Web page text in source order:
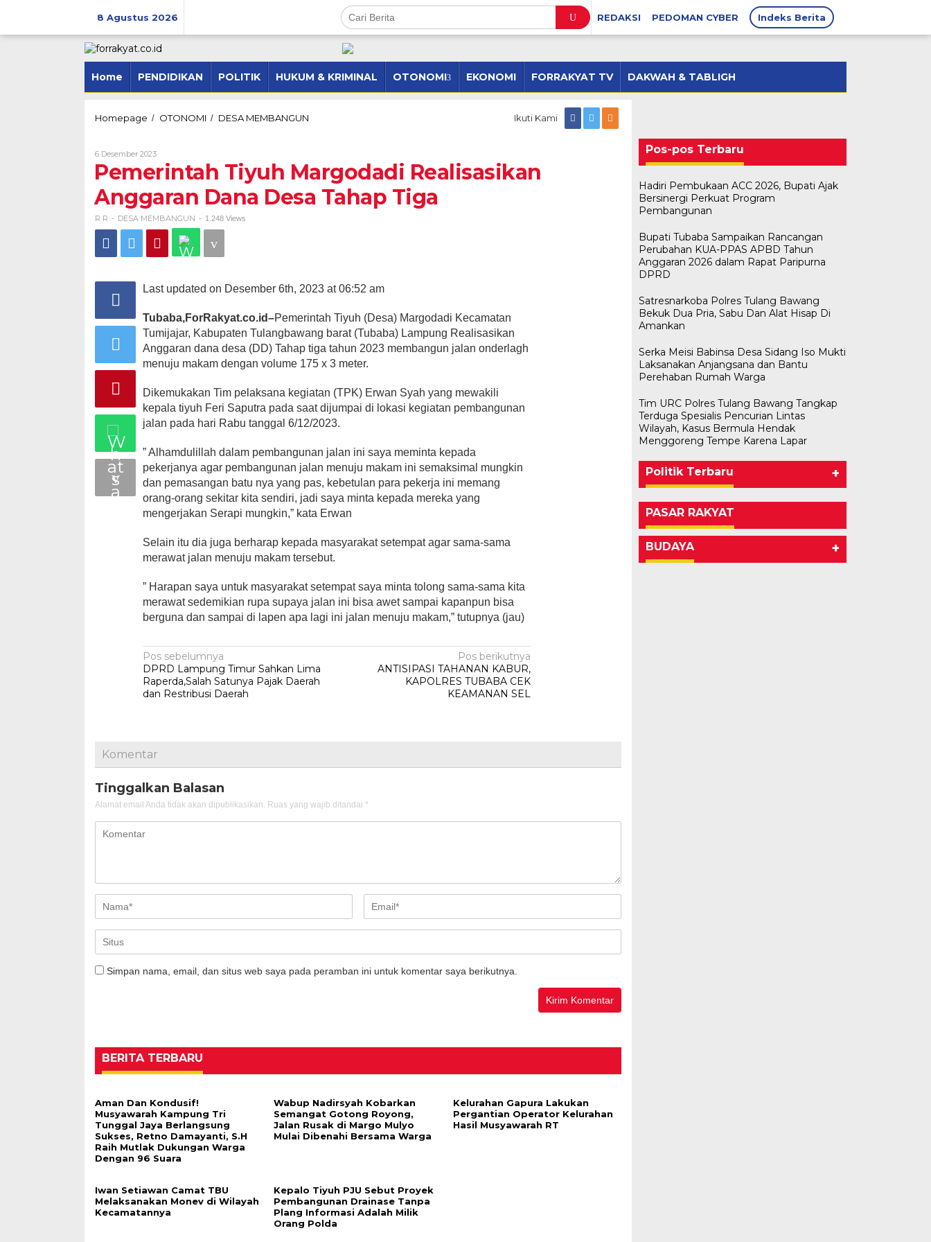
8 Agustus 2026 REDAKSI PEDOMAN CYBER Indeks Berita
Home PENDIDIKAN POLITIK HUKUM & KRIMINAL OTONOMI EKONOMI FORRAKYAT TV DAKWAH & TABLIGH
Homepage / OTONOMI / DESA MEMBANGUN
Anggaran
Dana
Desa
Tahap
Ikuti Kami
6 Desember 2023Oleh
R
Pemerintah Tiyuh Margodadi Realisasikan
Anggaran Dana Desa Tahap Tiga
R R - DESA MEMBANGUN - 1.248 Views
Last updated on Desember 6th, 2023 at 06:52 am
Tubaba,ForRakyat.co.id–Pemerintah Tiyuh (Desa) Margodadi Kecamatan
Tumijajar, Kabupaten Tulangbawang barat (Tubaba) Lampung Realisasikan
Anggaran dana desa (DD) Tahap tiga tahun 2023 membangun jalan onderlagh
menuju makam dengan volume 175 x 3 meter.
Dikemukakan Tim pelaksana kegiatan (TPK) Erwan Syah yang mewakili
kepala tiyuh Feri Saputra pada saat dijumpai di lokasi kegiatan pembangunan
jalan pada hari Rabu tanggal 6/12/2023.
” Alhamdulillah dalam pembangunan jalan ini saya meminta kepada
pekerjanya agar pembangunan jalan menuju makam ini semaksimal mungkin
dan pemasangan batu nya yang pas, kebetulan para pekerja ini memang
orang-orang sekitar kita sendiri, jadi saya minta kepada mereka yang
mengerjakan Serapi mungkin,” kata Erwan
Selain itu dia juga berharap kepada masyarakat setempat agar sama-sama
merawat jalan menuju makam tersebut.
” Harapan saya untuk masyarakat setempat saya minta tolong sama-sama kita
merawat sedemikian rupa supaya jalan ini bisa awet sampai kapanpun bisa
berguna dan sampai di lapen apa lagi ini jalan menuju makam,” tutupnya (jau)
Navigasi
pos
Pos sebelumnya
DPRD Lampung Timur Sahkan Lima
Raperda,Salah Satunya Pajak Daerah
dan Restribusi Daerah
Pos berikutnya
ANTISIPASI TAHANAN KABUR,
KAPOLRES TUBABA CEK
KEAMANAN SEL
Komentar
Tinggalkan Balasan
Alamat email Anda tidak akan dipublikasikan. Ruas yang wajib ditandai *
Simpan nama, email, dan situs web saya pada peramban ini untuk komentar saya berikutnya.
BERITA TERBARU
Aman Dan Kondusif!
Musyawarah Kampung Tri
Tunggal Jaya Berlangsung
Sukses, Retno Damayanti, S.H
Raih Mutlak Dukungan Warga
Dengan 96 Suara
Wabup Nadirsyah Kobarkan
Semangat Gotong Royong,
Jalan Rusak di Margo Mulyo
Mulai Dibenahi Bersama Warga
Kelurahan Gapura Lakukan
Pergantian Operator Kelurahan
Hasil Musyawarah RT
Iwan Setiawan Camat TBU
Melaksanakan Monev di Wilayah
Kecamatannya
Kepalo Tiyuh PJU Sebut Proyek
Pembangunan Drainase Tanpa
Plang Informasi Adalah Milik
Orang Polda
Pos-pos Terbaru
Hadiri Pembukaan ACC 2026, Bupati Ajak
Bersinergi Perkuat Program
Pembangunan
Bupati Tubaba Sampaikan Rancangan
Perubahan KUA-PPAS APBD Tahun
Anggaran 2026 dalam Rapat Paripurna
DPRD
Satresnarkoba Polres Tulang Bawang
Bekuk Dua Pria, Sabu Dan Alat Hisap Di
Amankan
Serka Meisi Babinsa Desa Sidang Iso Mukti
Laksanakan Anjangsana dan Bantu
Perehaban Rumah Warga
Tim URC Polres Tulang Bawang Tangkap
Terduga Spesialis Pencurian Lintas
Wilayah, Kasus Bermula Hendak
Menggoreng Tempe Karena Lapar
Politik Terbaru +
PASAR RAKYAT
BUDAYA +